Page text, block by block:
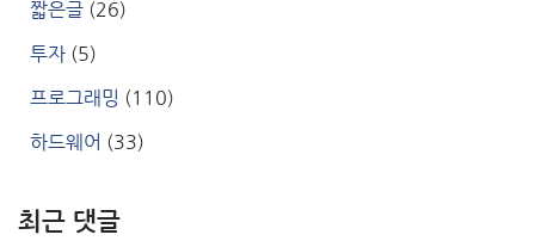
짧은글 (26)
투자 (5)
프로그래밍 (110)
하드웨어 (33)
최근 댓글